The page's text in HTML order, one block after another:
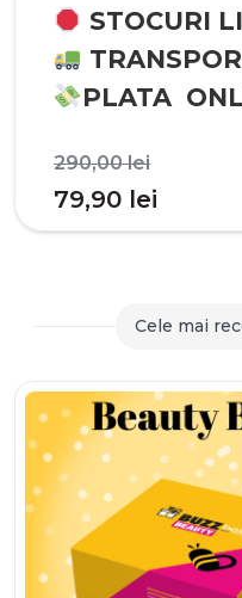
STOCURI
PLATA
290,00leiPrețul
inițial
a
79,90 lei
79,90
Cele mai